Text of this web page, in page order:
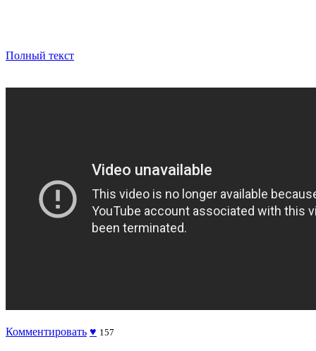
Полный текст
Комментировать ♥ 157